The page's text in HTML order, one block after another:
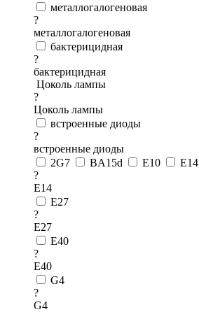
металлогалогеновая
?
металлогалогеновая
бактерицидная
?
бактерицидная
Цоколь лампы
?
Цоколь лампы
встроенные диоды
?
встроенные диоды
2G7
BA15d E10
E14
?
E14
E27
?
E27
E40
?
E40
G4
?
G4